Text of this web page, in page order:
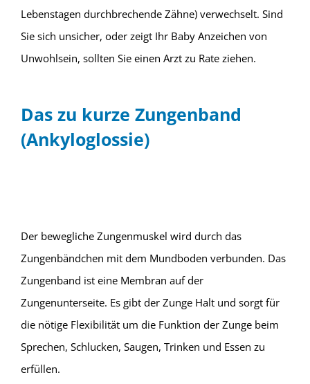
Lebenstagen durchbrechende Zähne) verwechselt. Sind
Sie sich unsicher, oder zeigt Ihr Baby Anzeichen von
Unwohlsein, sollten Sie einen Arzt zu Rate ziehen.
Das zu kurze Zungenband
(Ankyloglossie)
Der bewegliche Zungenmuskel wird durch das
Zungenbändchen mit dem Mundboden verbunden. Das
Zungenband ist eine Membran auf der
Zungenunterseite. Es gibt der Zunge Halt und sorgt für
die nötige Flexibilität um die Funktion der Zunge beim
Sprechen, Schlucken, Saugen, Trinken und Essen zu
erfüllen.